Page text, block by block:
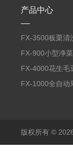
产品中心
FX-3500板栗清
全自动气泡清洗
FX-900小型净
备野菜清洗机
FX-4000花生毛
蒸煮漂烫机
FX-1000全自动
版权所有 ©